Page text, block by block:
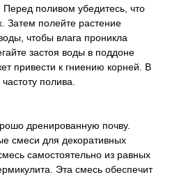
Перед поливом убедитесь, что
Затем полейте растение
чтобы влага проникла
застоя воды в поддоне
привести к гниению корней. В
полива.
дренированную почву.
смеси для декоративных
самостоятельно из равных
Эта смесь обеспечит